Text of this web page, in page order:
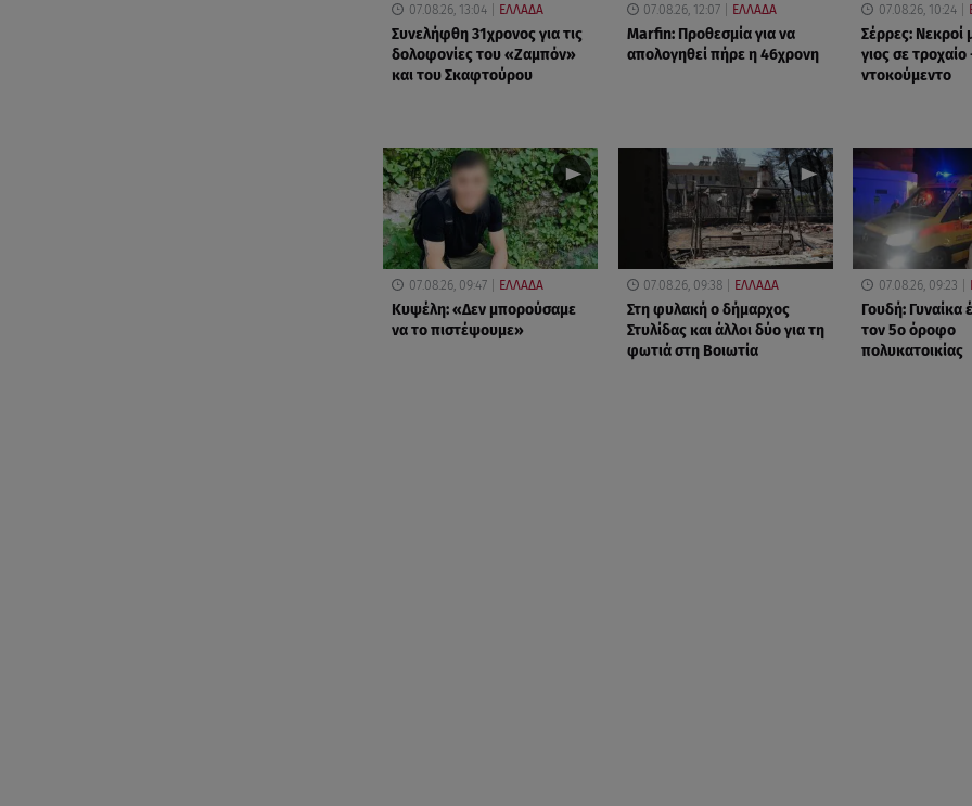
07.08.26, 13:04 ΕΛΛΑΔΑ
Συνελήφθη 31χρονος για τις
δολοφονίες του «Ζαμπόν»
και του Σκαφτούρου
07.08.26, 12:07 ΕΛΛΑΔΑ
Marfin: Προθεσμία για να
απολογηθεί πήρε η 46χρονη
07.08.26, 10:24
Σέρρες: Νεκροί
γιος σε τροχαίο
ντοκούμεντο
07.08.26, 09:47 ΕΛΛΑΔΑ
Κυψέλη: «Δεν μπορούσαμε
να το πιστέψουμε»
07.08.26, 09:38 ΕΛΛΑΔΑ
Στη φυλακή ο δήμαρχος
Στυλίδας και άλλοι δύο για τη
φωτιά στη Βοιωτία
07.08.26, 09:23
Γουδή: Γυναίκα
τον 5ο όροφο
πολυκατοικίας